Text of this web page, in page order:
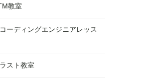
教室
ーディングエンジニアレッス
スト教室